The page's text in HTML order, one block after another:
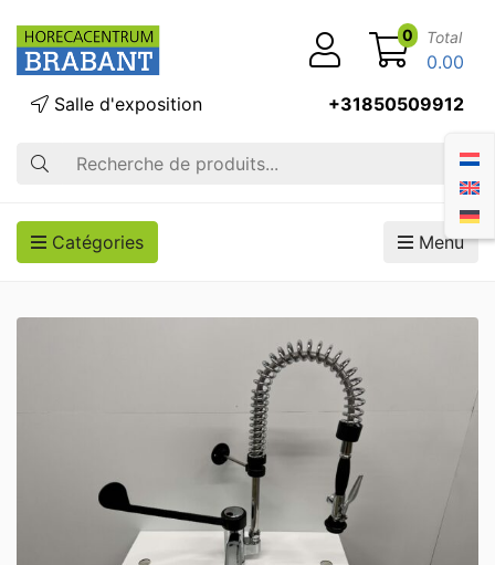
Recherche
Salle d'exposition +31850509912
0 Total
0.00
Catégories Menu